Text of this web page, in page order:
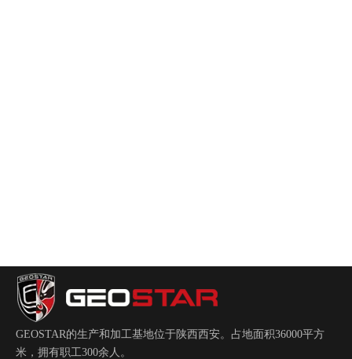
GX-990T
GEOSTAR的生产和加工基地位于陕西西安。占地面积36000平方
米，拥有职工300余人。